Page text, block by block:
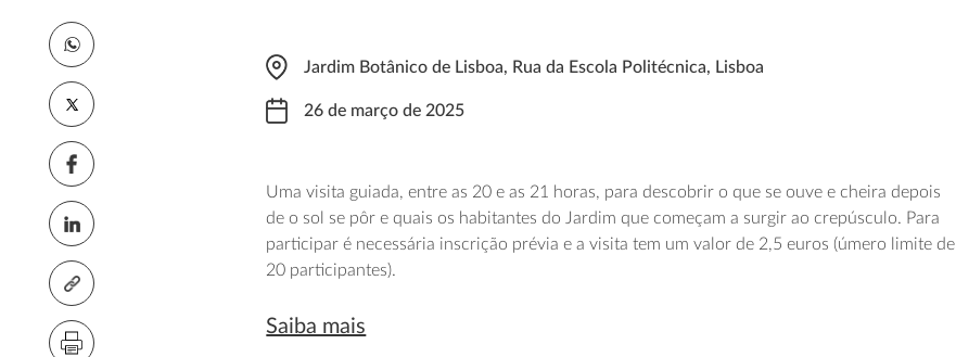
Jardim Botânico de Lisboa, Rua da Escola Politécnica, Lisboa
26 de março de 2025
Uma visita guiada, entre as 20 e as 21 horas, para descobrir o que se ouve e cheira depois
de o sol se pôr e quais os habitantes do Jardim que começam a surgir ao crepúsculo. Para
participar é necessária inscrição prévia e a visita tem um valor de 2,5 euros (úmero limite de
20 participantes).
Saiba mais